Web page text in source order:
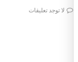
لا توجد تعليقات